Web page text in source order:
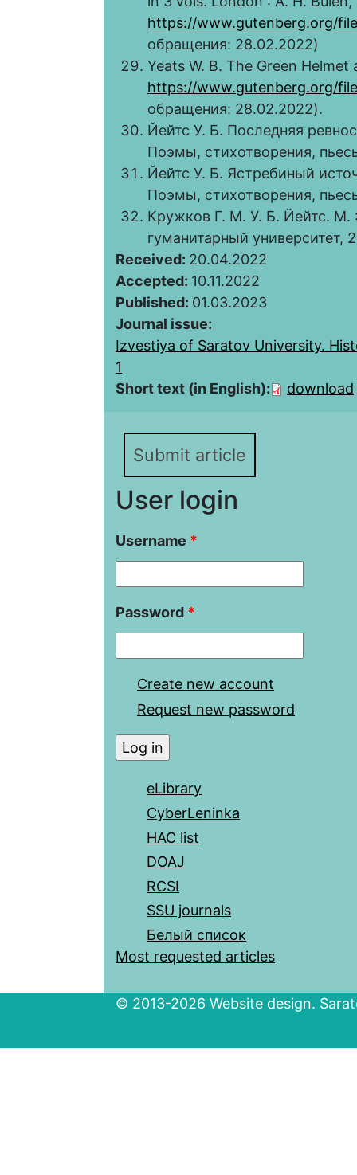
https://www.gutenberg.org/
обращения: 28.02.2022)
Yeats W. B. The Green Helmet
https://www.gutenberg.org/
обращения: 28.02.2022).
Йейтс У. Б. Последняя
Поэмы, стихотворения,
Йейтс У. Б. Ястребиный
Поэмы, стихотворения,
Кружков Г. М. У. Б. Йейтс. М.
гуманитарный университет,
Received: 20.04.2022
Accepted: 10.11.2022
Published: 01.03.2023
Journal issue:
Izvestiya of Saratov University.
1
Short text (in English):
download
Submit article
User login
Username *
Password *
Create new account
Request new password
eLibrary
CyberLeninka
HAC list
DOAJ
RCSI
SSU journals
Белый список
Most requested articles
© 2013-2026 Website design.